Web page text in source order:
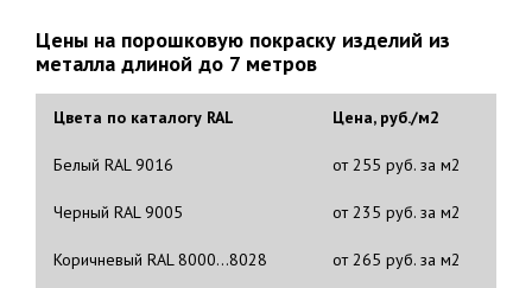
Цены на порошковую покраску изделий из
металла длиной до 7 метров
Цвета по каталогу RAL Цена, руб./м2
Белый RAL 9016 от 255 руб. за м2
Черный RAL 9005 от 235 руб. за м2
Коричневый RAL 8000…8028 от 265 руб. за м2